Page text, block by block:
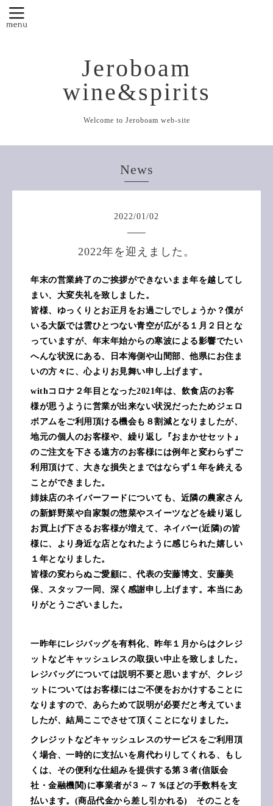
Jeroboam
wine&spirits
Welcome to Jeroboam web-site
News
2022/01 /02
2022年を迎えました。
年末の営業終了のご挨拶ができないまま年を越してし
まい、大変失礼を致しました。
皆様、ゆっくりとお正月をお過ごしでしょうか？僕が
いる大阪では雲ひとつない青空が広がる１月２日とな
っていますが、年末年始からの寒波による影響でたい
へんな状況にある、日本海側や山間部、他県にお住ま
いの方々に、心よりお見舞い申し上げます。
withコロナ２年目となった2021年は、飲食店のお客
様が思うように営業が出来ない状況だったためジェロ
ボアムをご利用頂ける機会も８割減となりましたが、
地元の個人のお客様や、繰り返し『おまかせセット』
のご注文を下さる遠方のお客様には例年と変わらずご
利用頂けて 、大きな損失とまではならず１年を終える
ことができました。
姉妹店のネイバーフードについても、近隣の農家さん
の新鮮野菜や自家製の惣菜やスイーツなどを繰り返し
お買上げ下さるお客様が増えて、ネイバー(近隣)の皆
様に、より身近な店となれたように感じられた嬉しい
１年となりました。
皆様の変わらぬご愛顧に、代表の安藤博文、安藤美
保、スタッフ一同、深く感謝申し上げます。本当にあ
りがとうございました。
一昨年にレジバッグを有料化、昨年１月からはクレジ
ットなどキャッシュレスの取扱い中止を致しました。
レジバッグについては説明不要と思いますが、クレジ
ットについてはお客様にはご不便をおかけすることに
なりますので、あらためて説明が必要だと考えていま
したが、結局ここでさせて頂くことになりました。
クレジットなどキャッシュレスのサービスをご利用頂
く場合、一時的に支払いを肩代わりしてくれる、もし
くは、その便利な仕組みを提供する第３者(信販会
社・金融機関)に事業者が３～７％ほどの手数料を支
払います。(商品代金から差し引かれる) そのことを